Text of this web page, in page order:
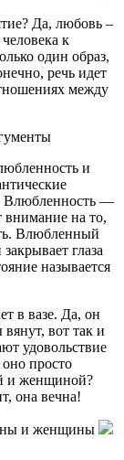
Да, любовь –
к
один образ,
речь идет
между
и
Влюбленность —
внимание на то,
Влюбленный
глаза
называется
в вазе. Да, он
вот так и
удовольствие
просто
и женщиной?
она вечна!